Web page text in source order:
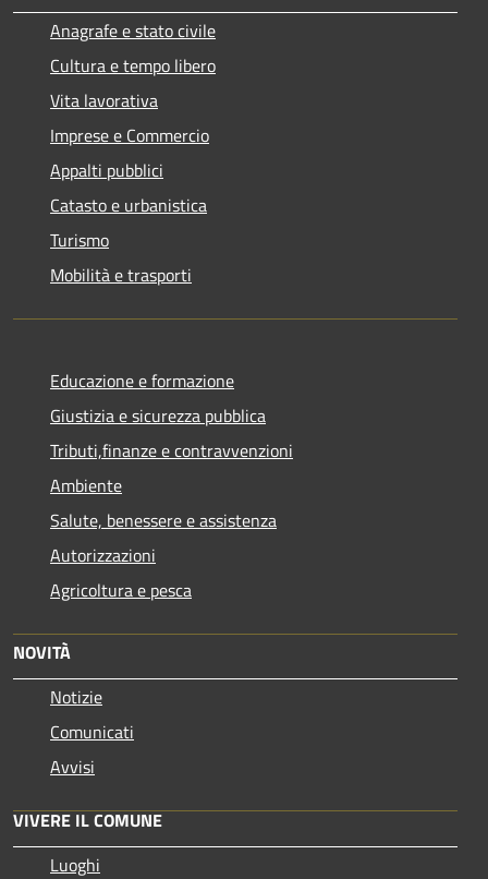
Anagrafe e stato civile
Cultura e tempo libero
Vita lavorativa
Imprese e Commercio
Appalti pubblici
Catasto e urbanistica
Turismo
Mobilità e trasporti
Educazione e formazione
Giustizia e sicurezza pubblica
Tributi,finanze e contravvenzioni
Ambiente
Salute, benessere e assistenza
Autorizzazioni
Agricoltura e pesca
NOVITÀ
Notizie
Comunicati
Avvisi
VIVERE IL COMUNE
Luoghi